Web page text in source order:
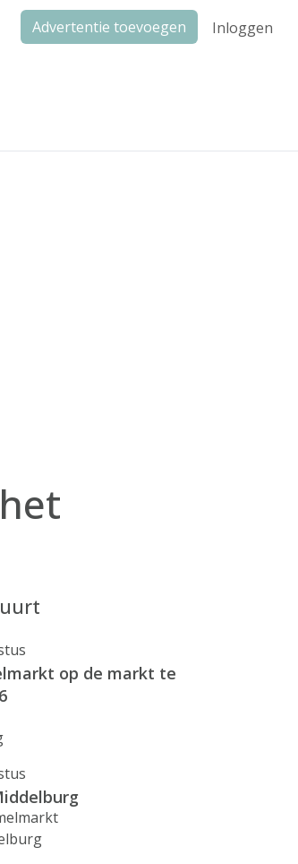
Advertentie toevoegen Inloggen
op de markt te